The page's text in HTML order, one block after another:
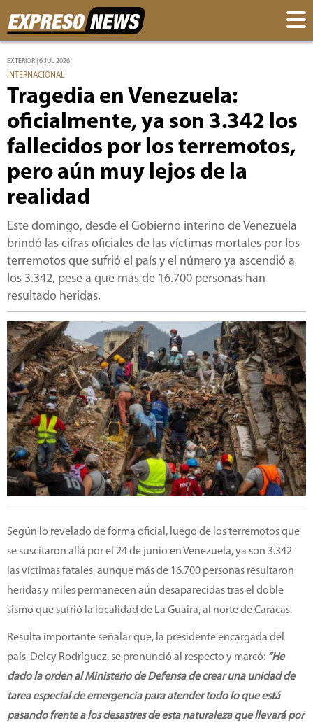
EXTERIOR | 6 JUL 2026
INTERNACIONAL
Tragedia en Venezuela:
oficialmente, ya son 3.342 los
fallecidos por los terremotos,
pero aún muy lejos de la
realidad
Este domingo, desde el Gobierno interino de Venezuela
brindó las cifras oficiales de las víctimas mortales por los
terremotos que sufrió el país y el número ya ascendió a
los 3.342, pese a que más de 16.700 personas han
resultado heridas.
Según lo revelado de forma oficial, luego de los terremotos que
se suscitaron allá por el 24 de junio en Venezuela, ya son 3.342
las víctimas fatales, aunque más de 16.700 personas resultaron
heridas y miles permanecen aún desaparecidas tras el doble
sismo que sufrió la localidad de La Guaira, al norte de Caracas.
Resulta importante señalar que, la presidente encargada del
país, Delcy Rodríguez, se pronunció al respecto y marcó: “He
dado la orden al Ministerio de Defensa de crear una unidad de
tarea especial de emergencia para atender todo lo que está
pasando frente a los desastres de esta naturaleza que llevará por